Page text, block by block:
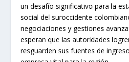
un desafío significativo para la
social del suroccidente
negociaciones y gestiones
esperan que las autoridades
resguarden sus fuentes de